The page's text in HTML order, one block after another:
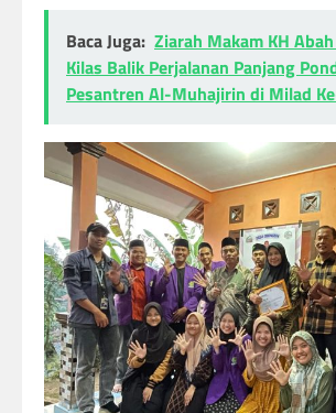
Baca Juga: Ziarah Makam KH
Kilas Balik Perjalanan Panjang
Pesantren Al-Muhajirin di Milad